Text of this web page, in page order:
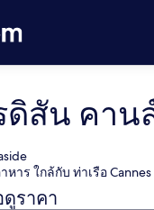
ดิสัน คาน
าร ใกล้กับ ท่าเรือ Cannes
ดูราคา